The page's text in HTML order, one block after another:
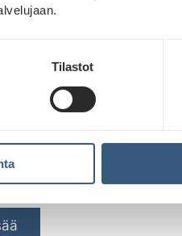
Tilastot
luo kestävää
rakentaa